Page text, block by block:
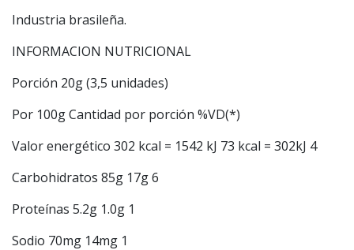
Industria brasileña.
INFORMACION NUTRICIONAL
Porción 20g (3,5 unidades)
Por 100g Cantidad por porción %VD(*)
Valor energético 302 kcal = 1542 kJ 73 kcal = 302kJ 4
Carbohidratos 85g 17g 6
Proteínas 5.2g 1.0g 1
Sodio 70mg 14mg 1